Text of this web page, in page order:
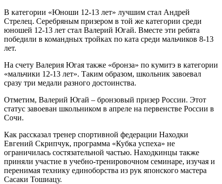
В категории «Юноши 12-13 лет» лучшим стал Андрей
Стрелец. Серебряным призером в той же категории среди
юношей 12-13 лет стал Валерий Югай. Вместе эти ребята
победили в командных тройках по ката среди мальчиков 8-13
лет.
На счету Валерия Югая также «бронза» по кумитэ в категории
«мальчики 12-13 лет». Таким образом, школьник завоевал
сразу три медали разного достоинства.
Отметим, Валерий Югай – бронзовый призер России. Этот
статус завоеван школьником в апреле на первенстве России в
Сочи.
Как рассказал тренер спортивной федерации Находки
Евгений Скрипчук, программа «Кубка успеха» не
ограничилась состязательной частью. Находкинцы также
приняли участие в учебно-тренировочном семинаре, изучая и
перенимая технику единоборства из рук японского мастера
Сасаки Тошиацу.